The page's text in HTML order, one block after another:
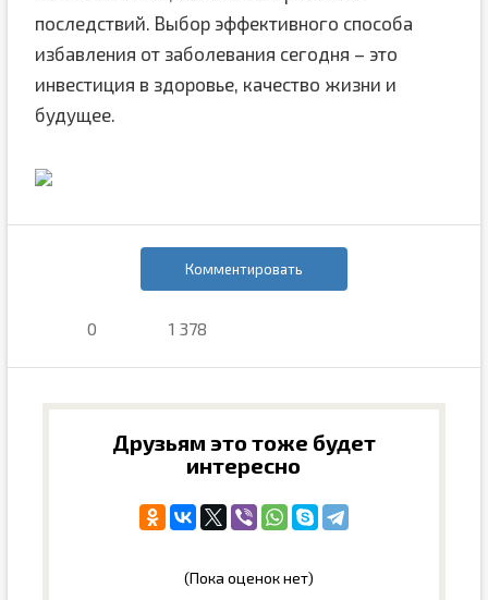
последствий. Выбор эффективного способа
избавления от заболевания сегодня – это
инвестиция в здоровье, качество жизни и
будущее.
Комментировать
0 1 378
Друзьям это тоже будет
интересно
(Пока оценок нет)